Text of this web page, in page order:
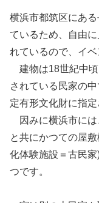
横浜市都筑区にあ
ているため、自由
れているので、イ
建物は18世紀中頃
されている民家の
定有形文化財に指定
因みに横浜市には
と共にかつての屋
化体験施設＝古民
つです。